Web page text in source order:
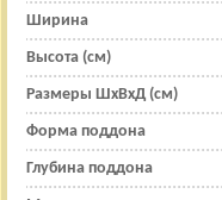
Ширина
Высота (см)
Размеры ШхВхД (см)
Форма поддона
Глубина поддона